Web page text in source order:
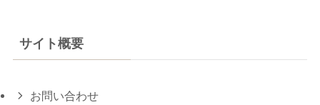
サイト概要
お問い合わせ